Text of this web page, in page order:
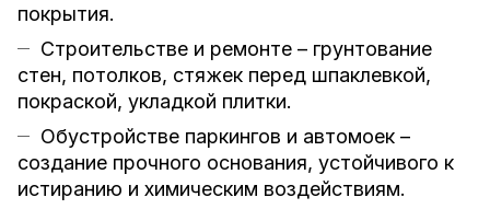
покрытия.
Строительстве и ремонте – грунтование
стен, потолков, стяжек перед шпаклевкой,
покраской, укладкой плитки.
Обустройстве паркингов и автомоек –
создание прочного основания, устойчивого к
истиранию и химическим воздействиям.